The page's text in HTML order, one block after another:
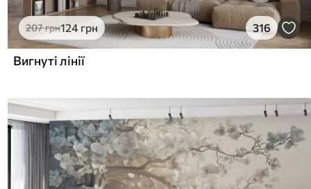
207грн124 грн 316
Вигнуті лінії